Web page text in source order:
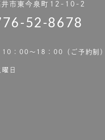
井市東今泉町12-10-2
52-8678
10：00〜18：00（ご予約制）
日